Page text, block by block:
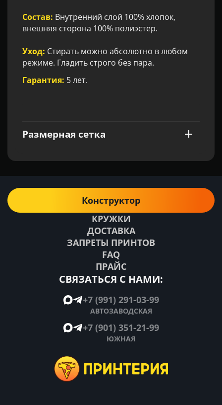
Состав: Внутренний слой 100% хлопок,
внешняя сторона 100% полиэстер.
Уход: Стирать можно абсолютно в любом
режиме. Гладить строго без пара.
Гарантия: 5 лет.
Размерная сетка
СВЯЗАТЬСЯ С НАМИ:
+7 (991) 291-03-99
АВТОЗАВОДСКАЯ
+7 (901) 351-21-99
ЮЖНАЯ
КРУЖКИ
ДОСТАВКА
ЗАПРЕТЫ ПРИНТОВ
FAQ
ПРАЙС
Конструктор